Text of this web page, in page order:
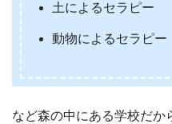
土によるセラピー
動物によるセラピー
など森の中にある学校だか